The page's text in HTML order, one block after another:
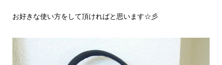
お好きな使い方をして頂ければと思います☆彡